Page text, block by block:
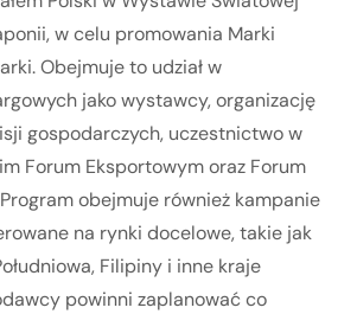
w celu promowania Marki
Obejmuje to udział w
jako wystawcy, organizację
gospodarczych, uczestnictwo w
Forum Eksportowym oraz Forum
obejmuje również kampanie
na rynki docelowe, takie jak
Filipiny i inne kraje
powinni zaplanować co